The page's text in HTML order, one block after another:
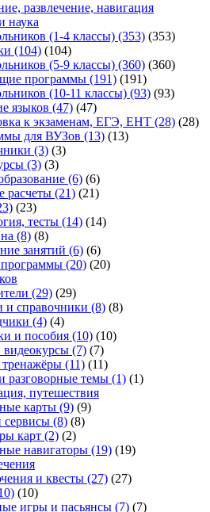
развлечение, навигация
наука
(1-4 классы) (353) (353)
(104) (104)
(5-9 классы) (360) (360)
программы (191) (191)
(10-11 классы) (93) (93)
языков (47) (47)
к экзаменам, ЕГЭ, ЕНТ (28) (28)
для ВУЗов (13) (13)
(3) (3)
(3) (3)
(6) (6)
расчеты (21) (21)
(23)
тесты (14) (14)
(8) (8)
занятий (6) (6)
(20) (20)
(29) (29)
и справочники (8) (8)
(4) (4)
и пособия (10) (10)
видеокурсы (7) (7)
(11) (11)
разговорные темы (1) (1)
путешествия
карты (9) (9)
сервисы (8) (8)
карт (2) (2)
навигаторы (19) (19)
и квесты (27) (27)
(10)
игры и пасьянсы (7) (7)